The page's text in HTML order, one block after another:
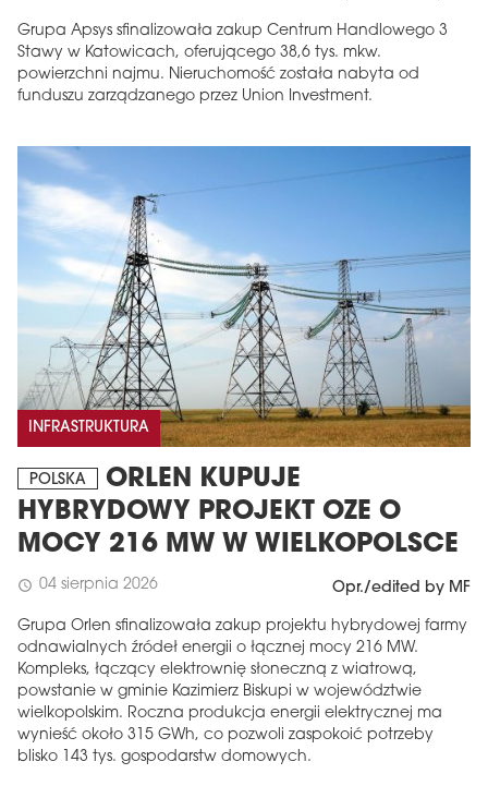
Grupa Apsys sfinalizowała zakup Centrum Handlowego 3
Stawy w Katowicach, oferującego 38,6 tys. mkw.
powierzchni najmu. Nieruchomość została nabyta od
funduszu zarządzanego przez Union Investment.
INFRASTRUKTURA
POLSKA
ORLEN KUPUJE
HYBRYDOWY PROJEKT OZE O
MOCY 216 MW W WIELKOPOLSCE
schedule 04 sierpnia 2026 Opr./edited by MF
Grupa Orlen sfinalizowała zakup projektu hybrydowej farmy
odnawialnych źródeł energii o łącznej mocy 216 MW.
Kompleks, łączący elektrownię słoneczną z wiatrową,
powstanie w gminie Kazimierz Biskupi w województwie
wielkopolskim. Roczna produkcja energii elektrycznej ma
wynieść około 315 GWh, co pozwoli zaspokoić potrzeby
blisko 143 tys. gospodarstw domowych.